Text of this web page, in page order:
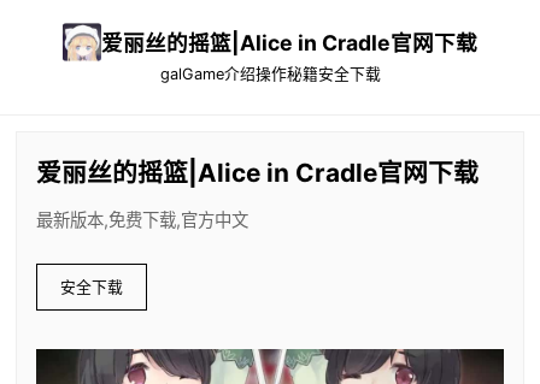
爱丽丝的摇篮|Alice in Cradle官网下载
galGame介绍操作秘籍安全下载
爱丽丝的摇篮|Alice in Cradle官网下载
最新版本,免费下载,官方中文
安全下载